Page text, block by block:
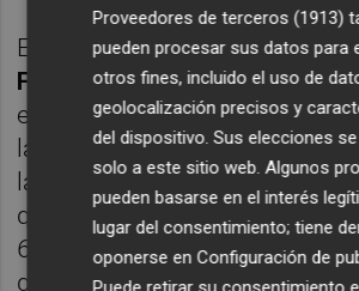
El presidente de la Comisión
Francisco Pérez, ha indicado
en marcha el Fondo de
las comunidades
la media, debería adaptarse
que se reforme el sistema, y
6.499 millones de euros la
generada por los intereses.
Proveedores de terceros (1913)
pueden procesar sus datos para
otros fines, incluido el uso de
geolocalización precisos y
del dispositivo. Sus elecciones
solo a este sitio web. Algunos
pueden basarse en el interés
lugar del consentimiento; tiene
oponerse enConfiguración de